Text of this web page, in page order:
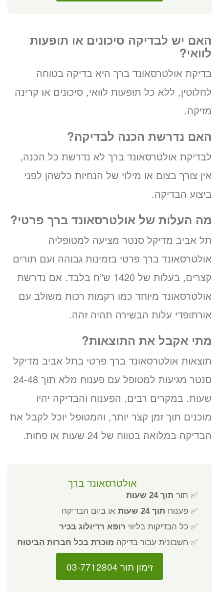
האם יש לבדיקה סיכונים או תופעות
לוואי?
בדיקת אולטרסאונד ברך היא בדיקה בטוחה
לחלוטין, ללא כל תופעות לוואי, סיכונים או קרינה
מזיקה.
האם נדרשת הכנה לבדיקה?
לבדיקת אולטרסאונד ברך לא נדרשת כל הכנה,
אין צורך בצום או מילוי של הנחיות כלשהן לפני
ביצוע הבדיקה.
מה העלות של אולטרסאונד ברך פרטי?
תל אביב מדיקל סנטר מציעה למטופליה
אולטרסאונד ברך פרטי בזמינות גבוהה ועם תורים
קצרים, בעלות של 1420 ש”ח בלבד. אם נדרשת
אולטרסאונד מיוחד כמו רקמות רכות משולב עם
אורתופדי עלות הבשירה תהיה זהה.
מתי אקבל את התוצאות?
תוצאות אולטרסאונד ברך פרטי בתל אביב מדיקל
סנטר מגיעות למטופל עם פענוח מלא תוך 24-48
שעות. במקרים רבים, הפענוח והבדיקה יהיו
מוכנים תוך זמן קצר יותר, והמטופל יוכל לקבל את
הבדיקה במלואה בטווח של 24 שעות או פחות.
אולטרסאונד ברך
✅ תור תוך 24 שעות
✅ פענוח תוך 24 שעות
או ביום הבדיקה
✅ כל הבדיקות בליווי רופא רדיולוג בכיר
✅ חשבונית עבור בדיקה מוכרת בכל חברות הביטוח
זימון תור 03-7712804